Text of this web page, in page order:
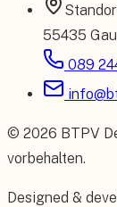
55435
089
© 2026 BTPV
vorbehalten.
Designed &